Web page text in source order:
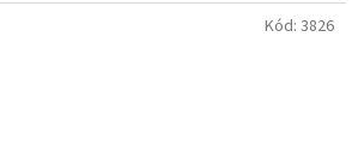
Kód: 3826